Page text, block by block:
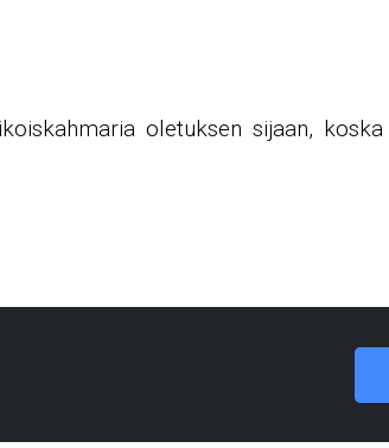
oletuksen sijaan,